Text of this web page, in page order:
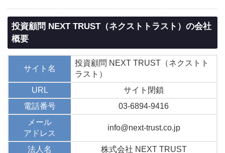
投資顧問 NEXT TRUST（ネクストトラスト）の会社
概要
サイト名
投資顧問 NEXT TRUST（ネクストト
ラスト）
URL
サイト閉鎖
電話番号
03-6894-9416
メール
アドレス
info@next-trust.co.jp
法人名
株式会社 NEXT TRUST